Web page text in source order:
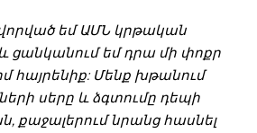
եմ ԱՄՆ կրթական
ցանկանում եմ դրա մի փոքր
հայրենիք: Մենք խթանում
սերը և ձգտումը դեպի
քաջալերում նրանց հասնել